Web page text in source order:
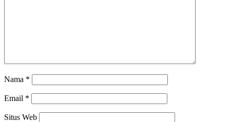
Nama *
Email *
Situs Web